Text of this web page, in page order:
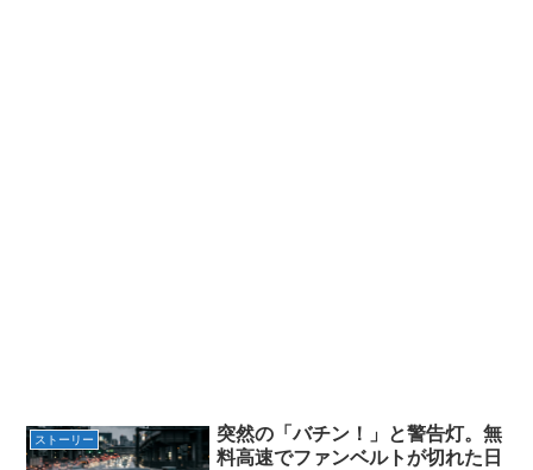
ストーリー
突然の「バチン！」と警告灯。無
料高速でファンベルトが切れた日